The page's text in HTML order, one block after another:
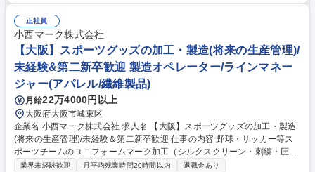
改善提案/対応 ・システム計画の策定、案件開始後のプロジェクト管理/推
進 募集職種 【基盤SE】メインフレーム/充実した福利厚生〇/三菱総研グ
ループ/上流工程
正社員
小西マーク株式会社
【大阪】スポーツグッズの加工・製造(将来の生産管理)/
未経験&第二新卒歓迎 製造オペレーター/ラインマネー
ジャー(アパレル/繊維製品)
月給22万4000円以上
大阪府大阪市城東区
企業名 小西マーク株式会社 求人名 【大阪】スポーツグッズの加工・製造
(将来の生産管理)/未経験＆第二新卒歓迎 仕事の内容 野球・サッカー等ス
ポーツチームのユニフォームマーク加工（シルクスクリーン・刺繍・圧着
等）をお任せします。プロの世界を裏方として支え、モノづくりの最前線
業界未経験歓迎 月平均残業時間20時間以内 退職金あり